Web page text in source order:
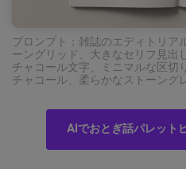
プロンプト：雑誌のエディトリア
ーングリッド、大きなセリフ見出
チャコール文字、ミニマルな区切
チャコール、柔らかなストーング
AIでおとぎ話パレット